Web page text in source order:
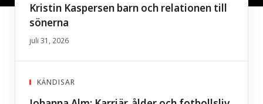
Kristin Kaspersen barn och relationen till
sönerna
juli 31, 2026
KÄNDISAR